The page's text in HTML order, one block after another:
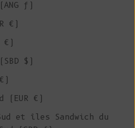
ƒ)
€)
€)
$)
(EUR €)
et îles Sandwich du